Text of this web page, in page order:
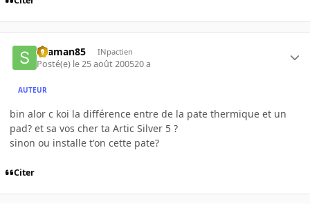
skaman85 INpactien
Posté(e) le 25 août 200520 a
AUTEUR
bin alor c koi la différence entre de la pate thermique et un
pad? et sa vos cher ta Artic Silver 5 ?
sinon ou installe t'on cette pate?
Citer